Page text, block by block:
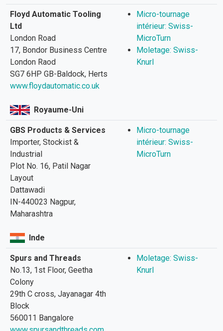
Floyd Automatic Tooling
Ltd
London Road
17, Bondor Business Centre
London Raod
SG7 6HP GB-Baldock, Herts
www.floydautomatic.co.uk
Royaume-Uni
Micro-tournage
intérieur: Swiss-
MicroTurn
Moletage: Swiss-
Knurl
GBS Products & Services
Importer, Stockist &
Industrial
Plot No. 16, Patil Nagar
Layout
Dattawadi
IN-440023 Nagpur,
Maharashtra
Inde
Micro-tournage
intérieur: Swiss-
MicroTurn
Spurs and Threads
No.13, 1st Floor, Geetha
Colony
29th C cross, Jayanagar 4th
Block
560011 Bangalore
Moletage: Swiss-
Knurl